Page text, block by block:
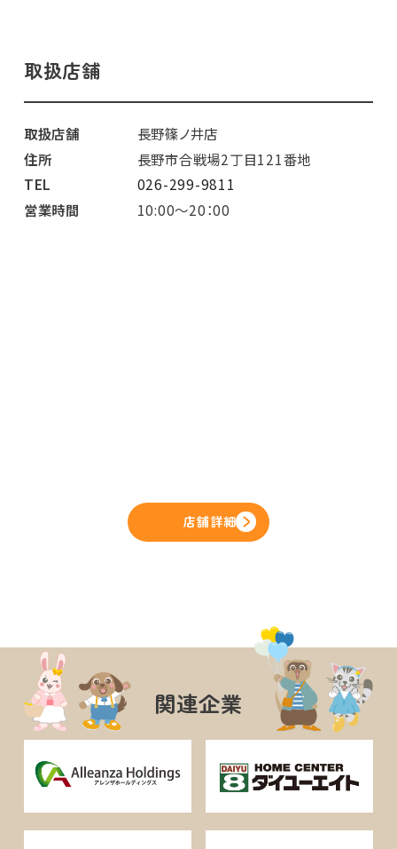
取扱店舗
取扱店舗
長野篠ノ井店
住所
長野市合戦場2丁目121番地
TEL
026-299-9811
営業時間
10:00～20：00
店舗詳細
関連企業